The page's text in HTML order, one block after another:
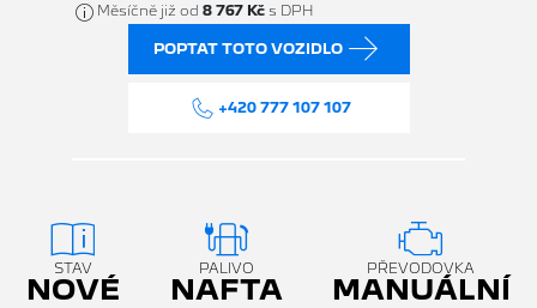
Měsíčně již od 8 767 Kč s DPH
POPTAT TOTO VOZIDLO
+420 777 107 107
STAV
NOVÉ
PALIVO
NAFTA
PŘEVODOVKA
MANUÁLNÍ